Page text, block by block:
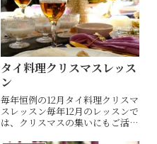
タイ料理クリスマスレッス
ン
毎年恒例の12月タイ料理クリスマ
スレッスン毎年12月のレッスンで
は、クリスマスの集いにもご活用